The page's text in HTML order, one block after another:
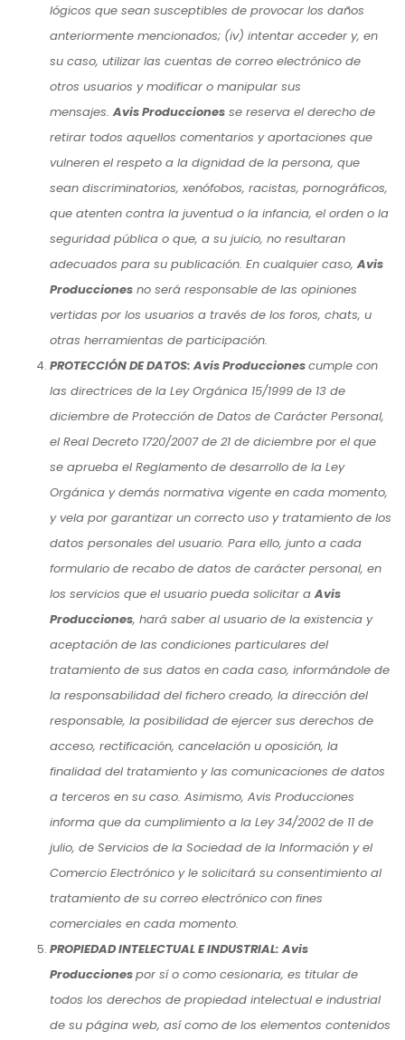
lógicos que sean susceptibles de provocar los daños
anteriormente mencionados; (iv) intentar acceder y, en
su caso, utilizar las cuentas de correo electrónico de
otros usuarios y modificar o manipular sus
mensajes.Avis Producciones se reserva el derecho de
retirar todos aquellos comentarios y aportaciones que
vulneren el respeto a la dignidad de la persona, que
sean discriminatorios, xenófobos, racistas, pornográficos,
que atenten contra la juventud o la infancia, el orden o la
seguridad pública o que, a su juicio, no resultaran
adecuados para su publicación. En cualquier caso,Avis
Producciones no será responsable de las opiniones
vertidas por los usuarios a través de los foros, chats, u
otras herramientas de participación.
PROTECCIÓN DE DATOS: Avis Produccionescumple con
las directrices de la Ley Orgánica 15/1999 de 13 de
diciembre de Protección de Datos de Carácter Personal,
el Real Decreto 1720/2007 de 21 de diciembre por el que
se aprueba el Reglamento de desarrollo de la Ley
Orgánica y demás normativa vigente en cada momento,
y vela por garantizar un correcto uso y tratamiento de los
datos personales del usuario. Para ello, junto a cada
formulario de recabo de datos de carácter personal, en
los servicios que el usuario pueda solicitar aAvis
Producciones, hará saber al usuario de la existencia y
aceptación de las condiciones particulares del
tratamiento de sus datos en cada caso, informándole de
la responsabilidad del fichero creado, la dirección del
responsable, la posibilidad de ejercer sus derechos de
acceso, rectificación, cancelación u oposición, la
finalidad del tratamiento y las comunicaciones de datos
a terceros en su caso. Asimismo, Avis Producciones
informa que da cumplimiento a la Ley 34/2002 de 11 de
julio, de Servicios de la Sociedad de la Información y el
Comercio Electrónico y le solicitará su consentimiento al
tratamiento de su correo electrónico con fines
comerciales en cada momento.
PROPIEDAD INTELECTUAL E INDUSTRIAL: Avis
Produccionespor sí o como cesionaria, es titular de
todos los derechos de propiedad intelectual e industrial
de su página web, así como de los elementos contenidos